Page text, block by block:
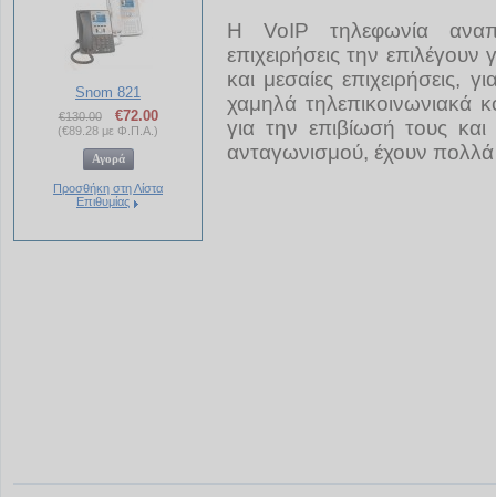
H VoIP τηλεφωνία
επιχειρήσεις την επιλέγουν
και μεσαίες επιχειρήσεις,
χαμηλά τηλεπικοινωνιακά
για την επιβίωσή τους
ανταγωνισμού, έχουν
Snom 821
€130.00 €72.00
(€89.28 με Φ.Π.Α.)
Προσθήκη στη Λίστα
Επιθυμίας